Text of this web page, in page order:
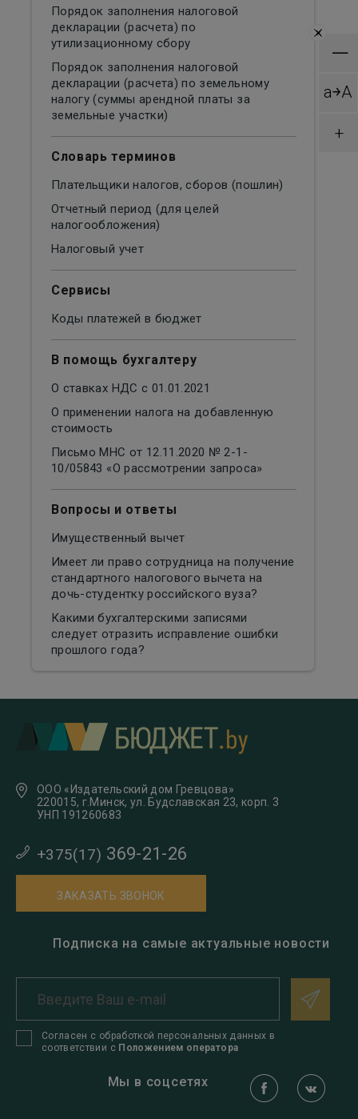
Порядок заполнения налоговой
декларации (расчета) по
утилизационному сбору
Порядок заполнения налоговой
декларации (расчета) по земельному
налогу (суммы арендной платы за
земельные участки)
Словарь терминов
Плательщики налогов, сборов (пошлин)
Отчетный период (для целей
налогообложения)
Налоговый учет
Сервисы
Коды платежей в бюджет
В помощь бухгалтеру
О ставках НДС с 01.01.2021
О применении налога на добавленную
стоимость
Письмо МНС от 12.11.2020 № 2-1-
10/05843 «О рассмотрении запроса»
Вопросы и ответы
Имущественный вычет
Имеет ли право сотрудница на получение
стандартного налогового вычета на
дочь-студентку российского вуза?
Какими бухгалтерскими записями
следует отразить исправление ошибки
прошлого года?
×
—
a￫A
+
ООО «Издательский дом Гревцова»
220015, г.Минск, ул. Будславская 23, корп. 3
УНП 191260683
+375(17) 369-21-26
ЗАКАЗАТЬ ЗВОНОК
Подписка на самые актуальные новости
Согласен с обработкой персональных данных в
соответствии с Положением оператора
Мы в соцсетях